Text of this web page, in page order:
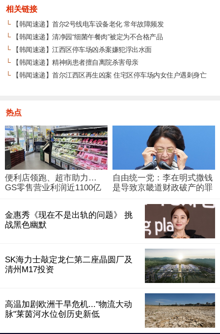
相关链接
└【韩闻速递】首尔2号线电车设备老化 常年故障频发
└【韩闻速递】清净园“细菌午餐肉”被定为不合格产品
└【韩闻速递】江西区停车场凶杀案嫌犯浮出水面
└【韩闻速递】精神病患者擅自离院杀害母亲
└【韩闻速递】首尔江西区再生凶案 住宅区停车场内女住户遇刺身亡
热点
便利店领跑、超市助力…
GS零售营业利润近1100亿
自由统一党：李在明式撒钱
是导致京畿道财政破产的罪
金惠秀《现在不是出轨的问题》 挑
战黑色幽默
SK海力士敲定龙仁第二座晶圆厂及
清州M17投资
高温加剧欧洲干旱危机..."物流大动
脉"莱茵河水位创历史新低